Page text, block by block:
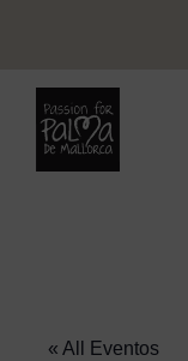
« All Eventos